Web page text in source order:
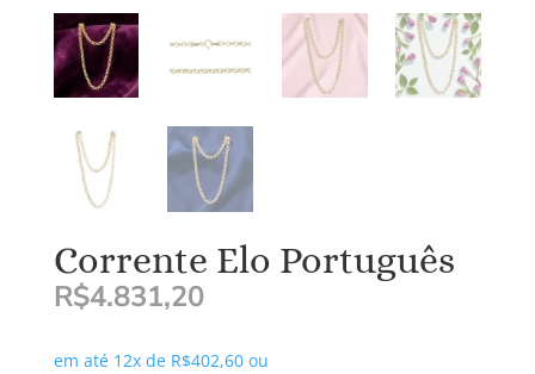
Corrente Elo Português
R$4.831,20
em até 12x de R$402,60 ou